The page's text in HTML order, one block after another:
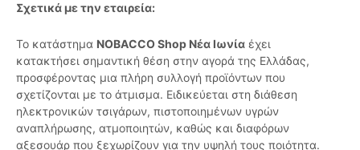
Σχετικά με την εταιρεία:
Το κατάστημα NOBACCO Shop Νέα Ιωνία έχει
κατακτήσει σημαντική θέση στην αγορά της Ελλάδας,
προσφέροντας μια πλήρη συλλογή προϊόντων που
σχετίζονται με το άτμισμα. Ειδικεύεται στη διάθεση
ηλεκτρονικών τσιγάρων, πιστοποιημένων υγρών
αναπλήρωσης, ατμοποιητών, καθώς και διαφόρων
αξεσουάρ που ξεχωρίζουν για την υψηλή τους ποιότητα.